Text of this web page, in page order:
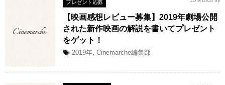
プレゼント応募 2019/12/04 up
【映画感想レビュー募集】2019年劇場公開
された新作映画の解説を書いてプレゼント
をゲット！
2019年, Cinemarche編集部